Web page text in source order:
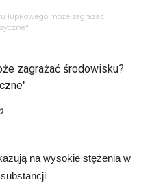
łupkowego może zagrażać
zagrażać środowisku?
na wysokie stężenia w